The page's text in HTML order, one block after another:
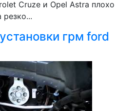
Cruze и Opel Astra плохо
резко...
грм ford